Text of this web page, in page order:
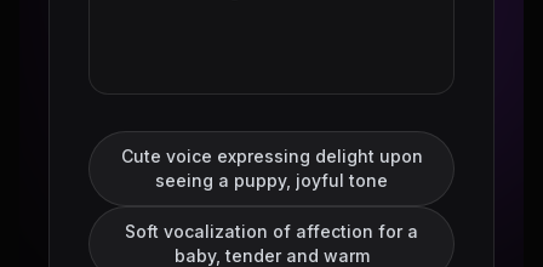
Cute voice expressing delight upon
seeing a puppy, joyful tone
Soft vocalization of affection for a
baby, tender and warm